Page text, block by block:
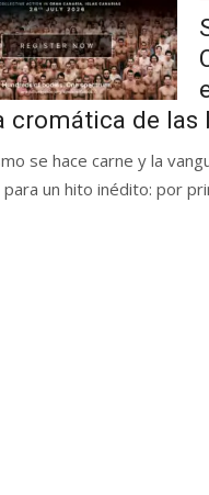
cromática de las
se hace carne y la
para un hito inédito: por